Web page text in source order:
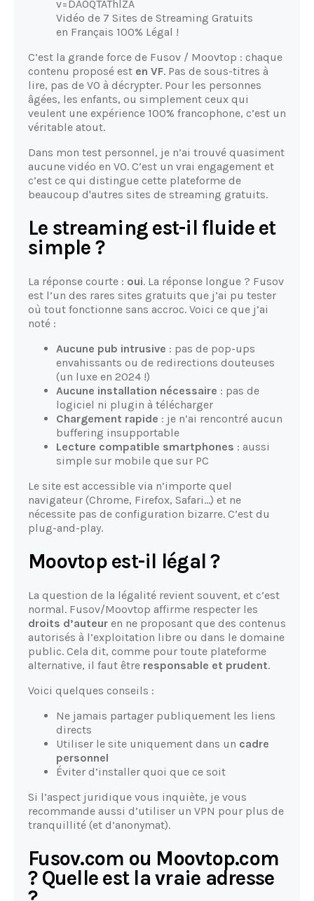
v=DAOQTAThlZA
Vidéo de 7 Sites de Streaming Gratuits
en Français 100% Légal !
C’est la grande force de Fusov / Moovtop : chaque
contenu proposé est en VF. Pas de sous-titres à
lire, pas de VO à décrypter. Pour les personnes
âgées, les enfants, ou simplement ceux qui
veulent une expérience 100% francophone, c’est un
véritable atout.
Dans mon test personnel, je n’ai trouvé quasiment
aucune vidéo en VO. C’est un vrai engagement et
c’est ce qui distingue cette plateforme de
beaucoup d'autres sites de streaming gratuits.
Le streaming est-il fluide et
simple ?
La réponse courte : oui. La réponse longue ? Fusov
est l’un des rares sites gratuits que j’ai pu tester
où tout fonctionne sans accroc. Voici ce que j’ai
noté :
Aucune pub intrusive : pas de pop-ups
envahissants ou de redirections douteuses
(un luxe en 2024 !)
Aucune installation nécessaire : pas de
logiciel ni plugin à télécharger
Chargement rapide : je n’ai rencontré aucun
buffering insupportable
Lecture compatible smartphones : aussi
simple sur mobile que sur PC
Le site est accessible via n’importe quel
navigateur (Chrome, Firefox, Safari…) et ne
nécessite pas de configuration bizarre. C’est du
plug-and-play.
Moovtop est-il légal ?
La question de la légalité revient souvent, et c’est
normal. Fusov/Moovtop affirme respecter les
droits d’auteur en ne proposant que des contenus
autorisés à l’exploitation libre ou dans le domaine
public. Cela dit, comme pour toute plateforme
alternative, il faut être responsable et prudent.
Voici quelques conseils :
Ne jamais partager publiquement les liens
directs
Utiliser le site uniquement dans un cadre
personnel
Éviter d’installer quoi que ce soit
Si l’aspect juridique vous inquiète, je vous
recommande aussi d’utiliser un VPN pour plus de
tranquillité (et d’anonymat).
Fusov.com ou Moovtop.com
? Quelle est la vraie adresse